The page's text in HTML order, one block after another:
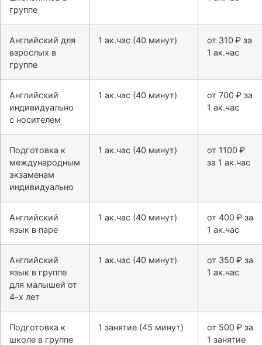
группе
Английский для
взрослых в
группе
1 ак.час (40 минут)
от 310 ₽ за
1 ак.час
Английский
индивидуально
с носителем
1 ак.час (40 минут)
от 700 ₽ за
1 ак.час
Подготовка к
международным
экзаменам
индивидуально
1 ак.час (40 минут)
от 1100 ₽
за 1 ак.час
Английский
язык в паре
1 ак.час (40 минут)
от 400 ₽ за
1 ак.час
Английский
язык в группе
для малышей от
4-х лет
1 ак.час (40 минут)
от 350 ₽ за
1 ак.час
Подготовка к
школе в группе
1 занятие (45 минут)
от 500 ₽ за
1 занятие